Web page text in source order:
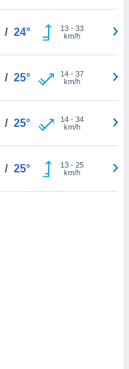
/ 24° 13- 33
km/h
/ 25° 14- 37
km/h
/ 25° 14- 34
km/h
/ 25° 13- 25
km/h